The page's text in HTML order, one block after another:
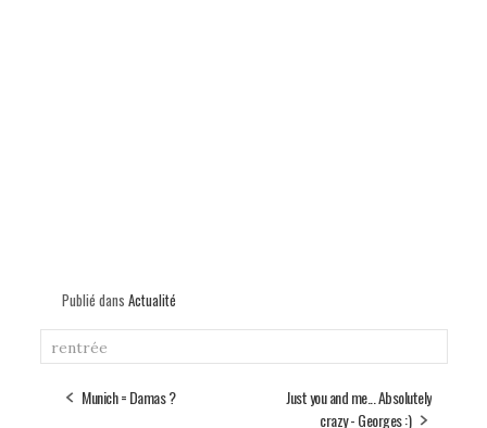
Publié dans Actualité
rentrée
Munich = Damas ?
Just you and me... Absolutely
crazy - Georges :)